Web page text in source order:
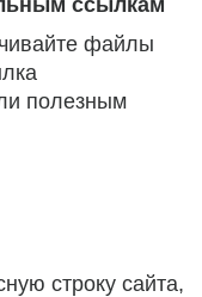
ссылкам
файлы
полезным
строку сайта,